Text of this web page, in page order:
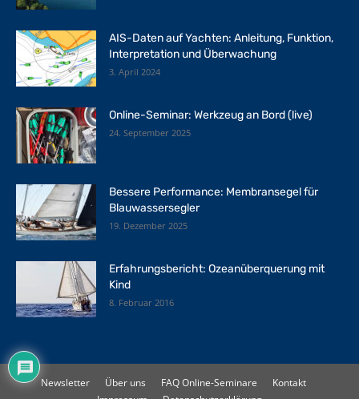
AIS-Daten auf Yachten: Anleitung, Funktion,
Interpretation und Überwachung
3. April 2024
Online-Seminar: Werkzeug an Bord (live)
24. September 2025
Bessere Performance: Membransegel für
Blauwassersegler
19. Dezember 2025
Erfahrungsbericht: Ozeanüberquerung mit
Kind
8. Februar 2016
Newsletter Über uns FAQ Online-Seminare
Kontakt